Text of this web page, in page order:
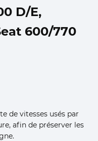
D/E,
600/770
de vitesses usés par
afin de préserver les